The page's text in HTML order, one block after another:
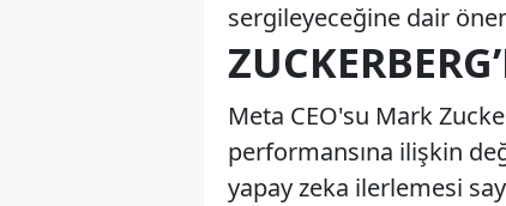
sergileyeceğine dair
Meta CEO'su Mark
performansına ilişkin
yapay zeka ilerlemesi